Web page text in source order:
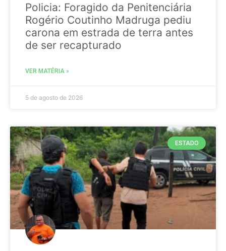
Policia: Foragido da Penitenciária
Rogério Coutinho Madruga pediu
carona em estrada de terra antes
de ser recapturado
VER MATÉRIA »
5 de agosto de 2026
ESTADO